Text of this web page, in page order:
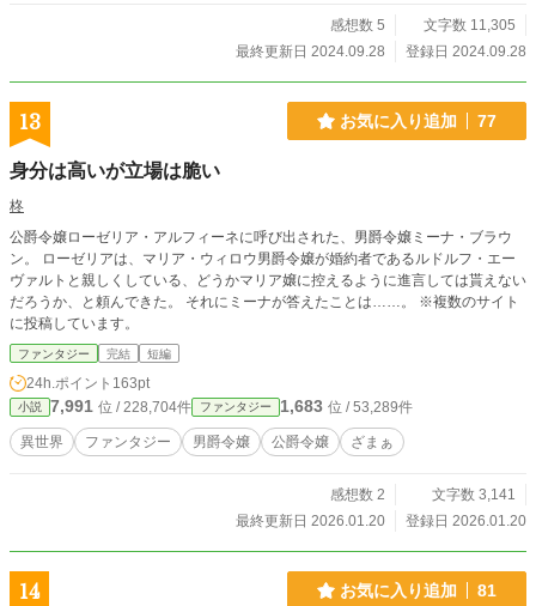
感想数 5
文字数 11,305
最終更新日 2024.09.28
登録日 2024.09.28
13 お気に入り追加 77
身分は高いが立場は脆い
柊
公爵令嬢ローゼリア・アルフィーネに呼び出された、男爵令嬢ミーナ・ブラウ
ン。 ローゼリアは、マリア・ウィロウ男爵令嬢が婚約者であるルドルフ・エー
ヴァルトと親しくしている、どうかマリア嬢に控えるように進言しては貰えない
だろうか、と頼んできた。 それにミーナが答えたことは……。 ※複数のサイト
に投稿しています。
ファンタジー 完結 短編
24h.ポイント 163pt
小説 7,991 位 / 228,704件 ファンタジー 1,683 位 / 53,289件
異世界 ファンタジー 男爵令嬢 公爵令嬢 ざまぁ
感想数 2
文字数 3,141
最終更新日 2026.01.20
登録日 2026.01.20
14 お気に入り追加 81